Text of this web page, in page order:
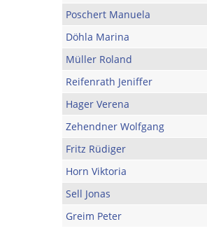
Poschert Manuela
Döhla Marina
Müller Roland
Reifenrath Jeniffer
Hager Verena
Zehendner Wolfgang
Fritz Rüdiger
Horn Viktoria
Sell Jonas
Greim Peter